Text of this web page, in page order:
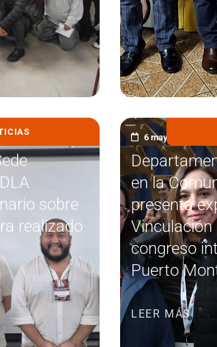
sobre
realizado
6 mayo, 2026
en la
presenta
Vinculación
congreso
Puerto
LEER MÁS